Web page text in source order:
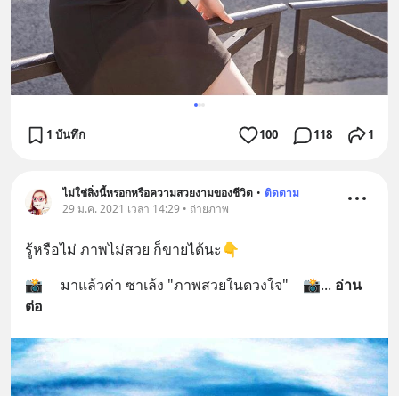
1 บันทึก 100 118 1
ไม่ใช่สิ่งนี้หรอกหรือความสวยงามของชีวิต • ติดตาม
29 ม.ค. 2021 เวลา 14:29 • ถ่ายภาพ
รู้หรือไม่ ภาพไม่สวย ก็ขายได้นะ👇
📸     มาแล้วค่า ซา​เล้ง​ "ภาพสวยในดวงใจ"    📸... อ่าน
ต่อ